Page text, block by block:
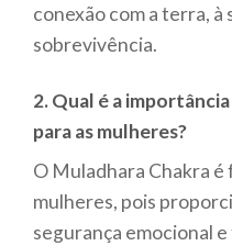
conexão com a terra, à
sobrevivência.
2. Qual é a
para as mulheres?
O Muladhara Chakra é
mulheres, pois
segurança emocional